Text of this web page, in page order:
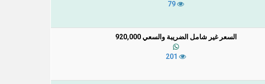
السعر غير شامل الضريبة والسعي 920,000